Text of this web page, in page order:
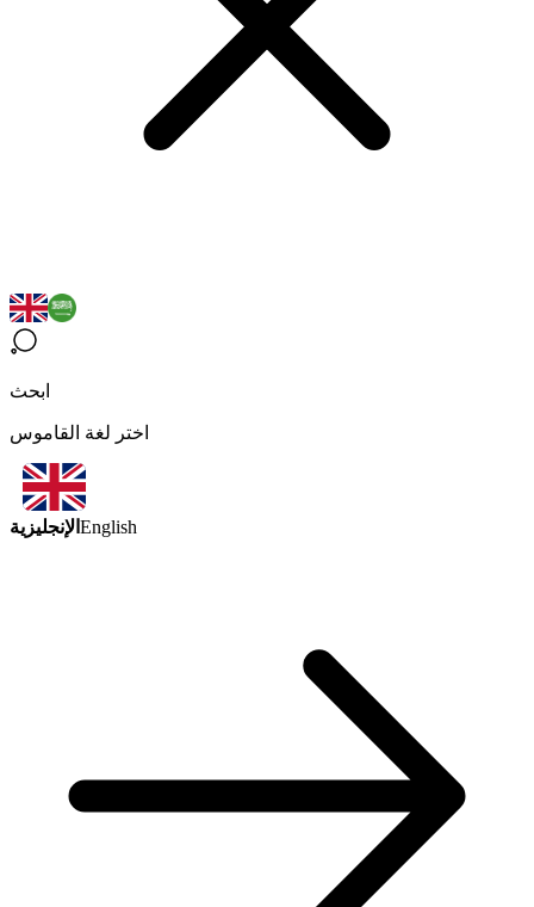
ابحث
اختر لغة القاموس
الإنجليزية English